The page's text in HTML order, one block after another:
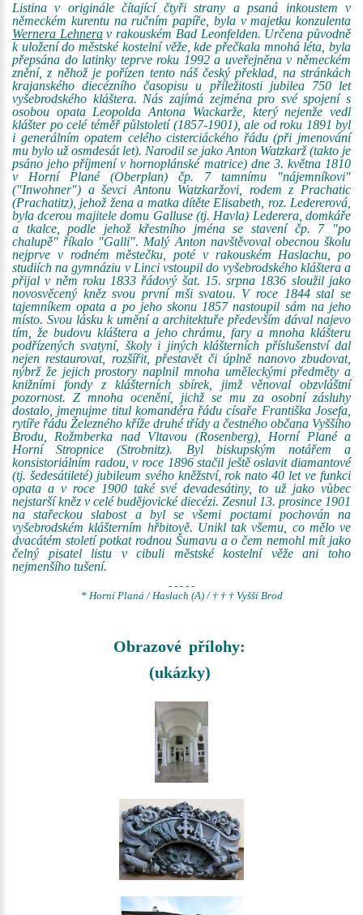
Listina v originále čítající čtyři strany a psaná inkoustem v
německém kurentu na ručním papíře, byla v majetku konzulenta
Wernera Lehnerav rakouském Bad Leonfelden. Určena původně
k uložení do městské kostelní věže, kde přečkala mnohá léta, byla
přepsána do latinky teprve roku 1992 a uveřejněna v německém
znění, z něhož je pořízen tento náš český překlad, na stránkách
krajanského diecézního časopisu u příležitosti jubilea 750 let
vyšebrodského kláštera. Nás zajímá zejména pro své spojení s
osobou opata Leopolda Antona Wackarže, který nejenže vedl
klášter po celé téměř půlstoletí (1857-1901), ale od roku 1891 byl
i generálním opatem celého cisterciáckého řádu (při jmenování
mu bylo už osmdesát let). Narodil se jako Anton Watzkarž (takto je
psáno jeho příjmení v hornoplánské matrice) dne 3. května 1810
v Horní Plané (Oberplan) čp. 7 tamnímu "nájemníkovi"
("Inwohner") a ševci Antonu Watzkaržovi, rodem z Prachatic
(Prachatitz), jehož žena a matka dítěte Elisabeth, roz. Ledererová,
byla dcerou majitele domu Galluse (tj. Havla) Lederera, domkáře
a tkalce, podle jehož křestního jména se stavení čp. 7 "po
chalupě" říkalo "Galli". Malý Anton navštěvoval obecnou školu
nejprve v rodném městečku, poté v rakouském Haslachu, po
studiích na gymnáziu v Linci vstoupil do vyšebrodského kláštera a
přijal v něm roku 1833 řádový šat. 15. srpna 1836 sloužil jako
novosvěcený kněz svou první mši svatou. V roce 1844 stal se
tajemníkem opata a po jeho skonu 1857 nastoupil sám na jeho
místo. Svou lásku k umění a architektuře především dával najevo
tím, že budovu kláštera a jeho chrámu, fary a mnoha klášteru
podřízených svatyní, školy i jiných klášterních příslušenství dal
nejen restaurovat, rozšířit, přestavět či úplně nanovo zbudovat,
nýbrž že jejich prostory naplnil mnoha uměleckými předměty a
knižními fondy z klášterních sbírek, jimž věnoval obzvláštní
pozornost. Z mnoha ocenění, jichž se mu za osobní zásluhy
dostalo, jmenujme titul komandéra řádu císaře Františka Josefa,
rytíře řádu Železného kříže druhé třídy a čestného občana Vyššího
Brodu, Rožmberka nad Vltavou (Rosenberg), Horní Plané a
Horní Stropnice (Strobnitz). Byl biskupským notářem a
konsistoriálním radou, v roce 1896 stačil ještě oslavit diamantové
(tj. šedesátileté) jubileum svého kněžství, rok nato 40 let ve funkci
opata a v roce 1900 také své devadesátiny, to už jako vůbec
nejstarší kněz v celé budějovické diecézi. Zesnul 13. prosince 1901
na stařeckou slabost a byl se všemi poctami pochován na
vyšebrodském klášterním hřbitově. Unikl tak všemu, co mělo ve
dvacátém století potkat rodnou Šumavu a o čem nemohl mít jako
čelný pisatel listu v cibuli městské kostelní věže ani toho
nejmenšího tušení.
- - - - -
* Horní Planá / Haslach (A) / † † † Vyšší Brod
Obrazové přílohy:
(ukázky)